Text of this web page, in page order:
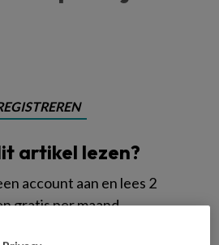
artikel lezen?
account aan en lees 2
gratis per maand